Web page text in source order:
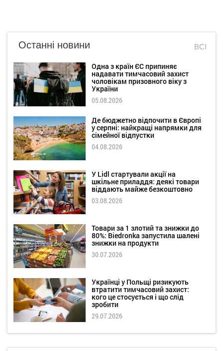
Останні новини ВСІ
Одна з країн ЄС припиняє
надавати тимчасовий захист
чоловікам призовного віку з
України
05.08.2026
Де бюджетно відпочити в Європі
у серпні: найкращі напрямки для
сімейної відпустки
04.08.2026
У Lidl стартували акції на
шкільне приладдя: деякі товари
віддають майже безкоштовно
03.08.2026
Товари за 1 злотий та знижки до
80%: Biedronka запустила шалені
знижки на продукти
30.07.2026
Українці у Польщі ризикують
втратити тимчасовий захист:
кого це стосується і що слід
зробити
29.07.2026